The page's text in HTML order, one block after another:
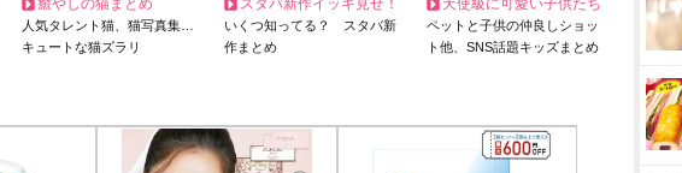
癒やしの猫まとめ
人気タレント猫、猫写真集…
キュートな猫ズラリ
スタバ新作イッキ見せ！
いくつ知ってる？ スタバ新
作まとめ
天使級に可愛い子供たち
ペットと子供の仲良しショッ
ト他、SNS話題キッズまとめ